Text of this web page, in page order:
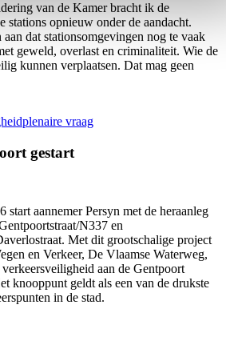
van de Kamer bracht ik de
stations opnieuw onder de aandacht.
dat stationsomgevingen nog te vaak
geweld, overlast en criminaliteit. Wie de
kunnen verplaatsen. Dat mag geen
plenaire vraag
gestart
start aannemer Persyn met de heraanleg
N337 en
Met dit grootschalige project
en Verkeer, De Vlaamse Waterweg,
aan de Gentpoort
knooppunt geldt als een van de drukste
in de stad.